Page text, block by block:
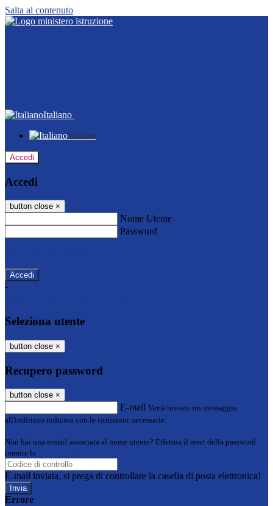
Salta al contenuto
Italiano
Italiano
Accedi
Accedi
button close ×
Nome Utente
Password
-
Seleziona utente
button close ×
Recupero password
button close ×
E-mail Verrà inviato un messaggio
all'indirizzo indicato con le istruzioni necessarie.
Non hai una e-mail associata al nome utente? Effettua il reset della password
tramite la
E-mail inviata, si prega di controllare la casella di posta elettronica!
Errore